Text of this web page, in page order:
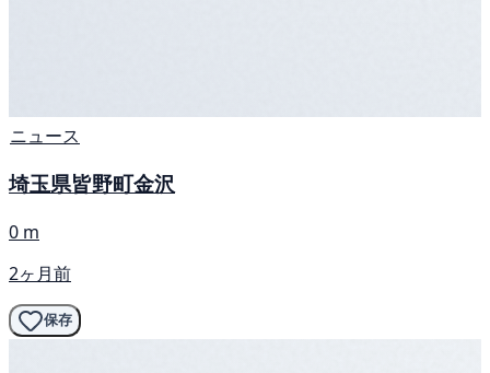
ニュース
埼玉県皆野町金沢
0 m
2ヶ月前
保存